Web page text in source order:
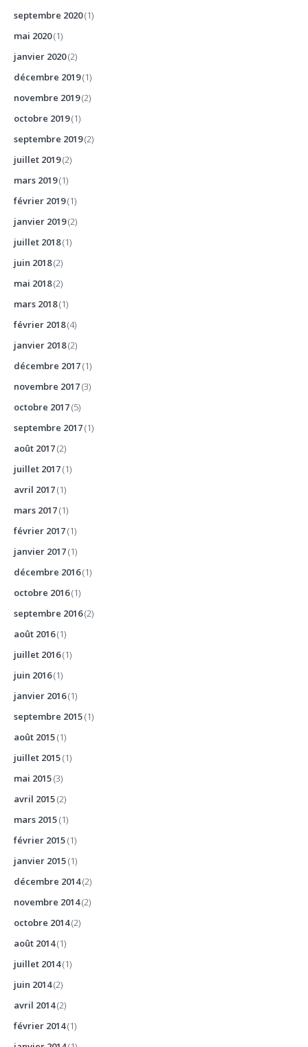
septembre 2020(1)
mai 2020(1)
janvier 2020(2)
décembre 2019(1)
novembre 2019(2)
octobre 2019(1)
septembre 2019(2)
juillet 2019(2)
mars 2019(1)
février 2019(1)
janvier 2019(2)
juillet 2018(1)
juin 2018(2)
mai 2018(2)
mars 2018(1)
février 2018(4)
janvier 2018(2)
décembre 2017(1)
novembre 2017(3)
octobre 2017(5)
septembre 2017(1)
août 2017(2)
juillet 2017(1)
avril 2017(1)
mars 2017(1)
février 2017(1)
janvier 2017(1)
décembre 2016(1)
octobre 2016(1)
septembre 2016(2)
août 2016(1)
juillet 2016(1)
juin 2016(1)
janvier 2016(1)
septembre 2015(1)
août 2015(1)
juillet 2015(1)
mai 2015(3)
avril 2015(2)
mars 2015(1)
février 2015(1)
janvier 2015(1)
décembre 2014(2)
novembre 2014(2)
octobre 2014(2)
août 2014(1)
juillet 2014(1)
juin 2014(2)
avril 2014(2)
février 2014(1)